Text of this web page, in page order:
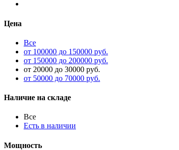
Цена
Все
от 100000 до 150000 руб.
от 150000 до 200000 руб.
от 20000 до 30000 руб.
от 50000 до 70000 руб.
Наличие на складе
Все
Есть в наличии
Мощность